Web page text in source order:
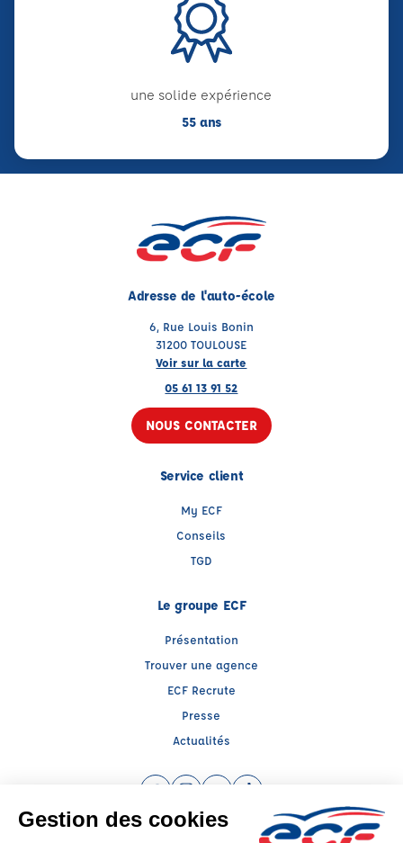
une solide expérience
55 ans
Adresse de l'auto-école
6, Rue Louis Bonin
31200 TOULOUSE
Voir sur la carte
05 61 13 91 52
NOUS CONTACTER
Service client
My ECF
Conseils
TGD
Le groupe ECF
Présentation
Trouver une agence
ECF Recrute
Presse
Actualités
Facebook (nouvelle fenêtre)
Instagram (nouvelle fenêtre)
YouTube (nouvelle fenêtre)
TikTok (nouvelle fenêtre)
Raison sociale : ECF SUD OUEST - Capital social: 9450€